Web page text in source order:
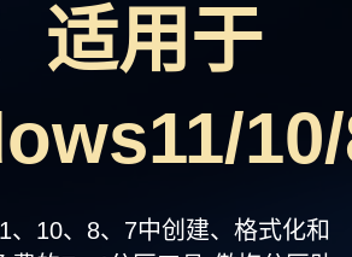
适用于
、10、8、7中创建、格式化和